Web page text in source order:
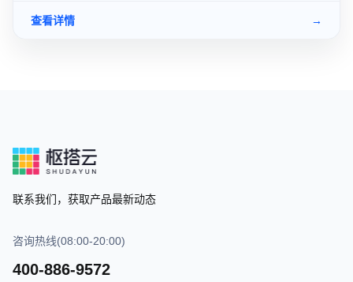
查看详情 →
联系我们，获取产品最新动态
咨询热线(08:00-20:00)
400-886-9572